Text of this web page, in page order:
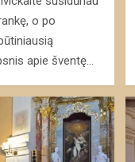
o po
apie šventę…